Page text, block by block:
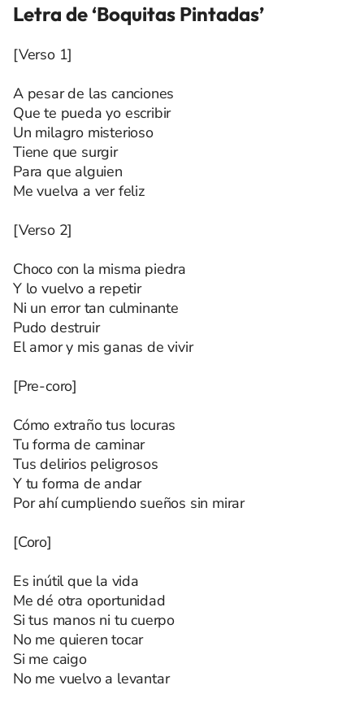
Letra de ‘Boquitas Pintadas’
[Verso 1]
A pesar de las canciones
Que te pueda yo escribir
Un milagro misterioso
Tiene que surgir
Para que alguien
Me vuelva a ver feliz
[Verso 2]
Choco con la misma piedra
Y lo vuelvo a repetir
Ni un error tan culminante
Pudo destruir
El amor y mis ganas de vivir
[Pre-coro]
Cómo extraño tus locuras
Tu forma de caminar
Tus delirios peligrosos
Y tu forma de andar
Por ahí cumpliendo sueños sin mirar
[Coro]
Es inútil que la vida
Me dé otra oportunidad
Si tus manos ni tu cuerpo
No me quieren tocar
Si me caigo
No me vuelvo a levantar